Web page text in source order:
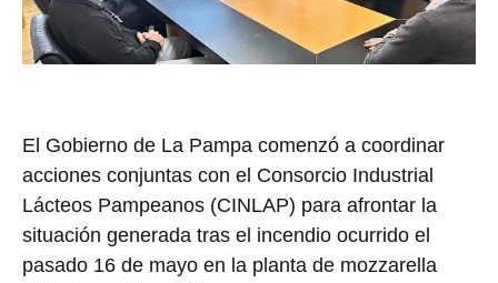
El Gobierno de La Pampa comenzó a coordinar
acciones conjuntas con el Consorcio Industrial
Lácteos Pampeanos (CINLAP) para afrontar la
situación generada tras el incendio ocurrido el
pasado 16 de mayo en la planta de mozzarella